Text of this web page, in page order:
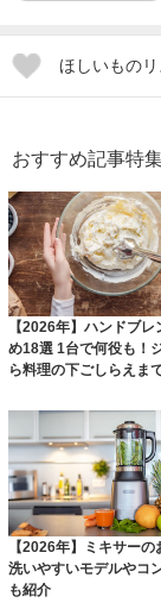
ほしいもの
おすすめ記事特
【2026年】ハンドブ
め18選 1台で何役も！
ら料理の下ごしらえま
【2026年】ミキサー
洗いやすいモデルやコ
も紹介